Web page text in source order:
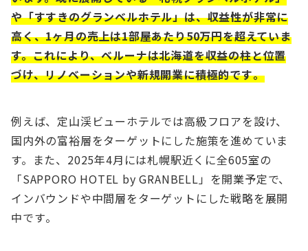
や「すすきのグランベルホテル」は、収益性が非常に
高く、1ヶ月の売上は1部屋あたり50万円を超えていま
す。これにより、ベルーナは北海道を収益の柱と位置
づけ、リノベーションや新規開業に積極的です​。
例えば、定山渓ビューホテルでは高級フロアを設け、
国内外の富裕層をターゲットにした施策を進めていま
す。また、2025年4月には札幌駅近くに全605室の
「SAPPORO HOTEL by GRANBELL」を開業予定で、
インバウンドや中間層をターゲットにした戦略を展開
中です​。